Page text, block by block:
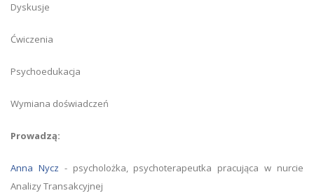
Dyskusje
Ćwiczenia
Psychoedukacja
Wymiana doświadczeń
Prowadzą:
Anna Nycz - psycholożka, psychoterapeutka pracująca w nurcie
Analizy Transakcyjnej